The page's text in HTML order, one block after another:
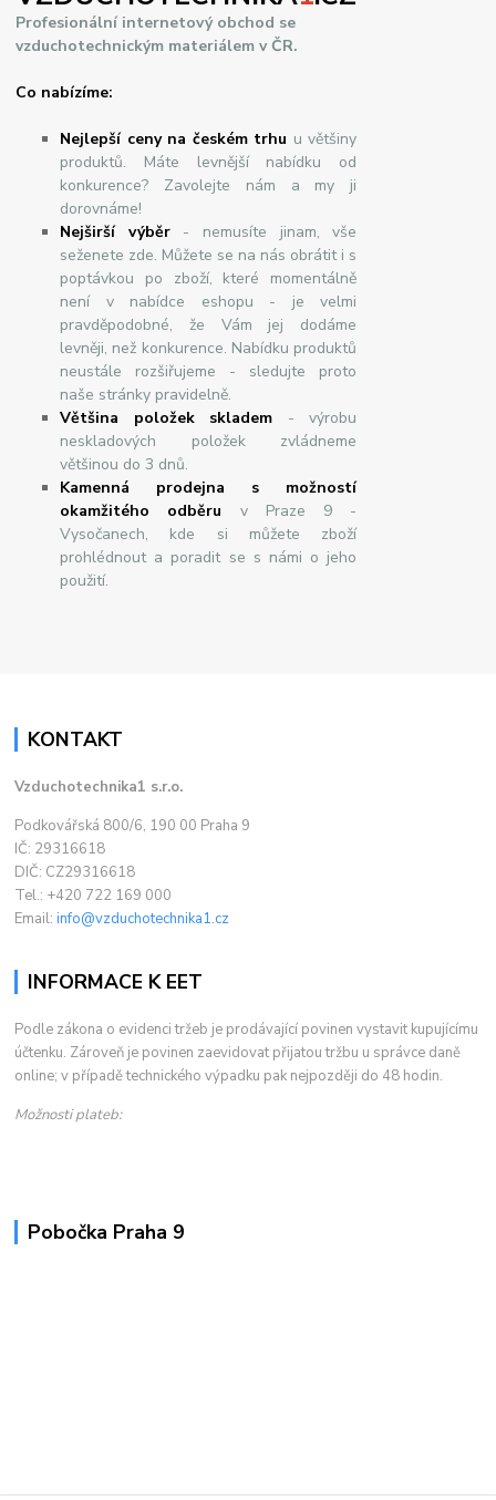
Profesionální internetový obchod se
vzduchotechnickým materiálem v ČR.
Co nabízíme:
Nejlepší ceny na českém trhu u většiny
produktů. Máte levnější nabídku od
konkurence? Zavolejte nám a my ji
dorovnáme!
Nejširšívýběr- nemusíte jinam, vše
seženete zde. Můžete se na nás obrátit i s
poptávkou po zboží, které momentálně
není v nabídce eshopu - je velmi
pravděpodobné, že Vám jej dodáme
levněji, než konkurence. Nabídku produktů
neustále rozšiřujeme - sledujte proto
naše stránky pravidelně.
Většina položek skladem - výrobu
neskladových položek zvládneme
většinou do 3 dnů.
Kamenná prodejna s možností
okamžitého odběru v Praze 9 -
Vysočanech, kde si můžete zboží
prohlédnout a poradit se s námi o jeho
použití.
KONTAKT
Vzduchotechnika1 s.r.o.
Podkovářská 800/6, 190 00 Praha 9
IČ: 29316618
DIČ: CZ29316618
Tel.: +420 722 169 000
Email:info@vzduchotechnika1.cz
INFORMACE K EET
Podle zákona o evidenci tržeb je prodávající povinen vystavit kupujícímu
účtenku. Zároveň je povinen zaevidovat přijatou tržbu u správce daně
online; v případě technického výpadku pak nejpozději do 48 hodin.
Možnosti plateb:
Pobočka Praha 9